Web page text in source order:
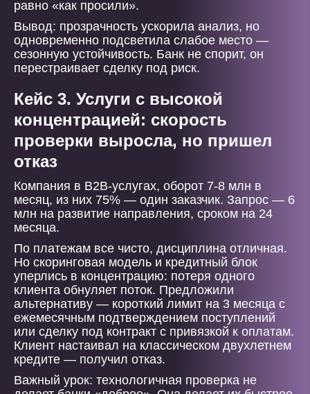
равно «как просили».
Вывод: прозрачность ускорила анализ, но
одновременно подсветила слабое место —
сезонную устойчивость. Банк не спорит, он
перестраивает сделку под риск.
Кейс 3. Услуги с высокой
концентрацией: скорость
проверки выросла, но пришел
отказ
Компания в B2B-услугах, оборот 7-8 млн в
месяц, из них 75% — один заказчик. Запрос — 6
млн на развитие направления, сроком на 24
месяца.
По платежам все чисто, дисциплина отличная.
Но скоринговая модель и кредитный блок
уперлись в концентрацию: потеря одного
клиента обнуляет поток. Предложили
альтернативу — короткий лимит на 3 месяца с
ежемесячным подтверждением поступлений
или сделку под контракт с привязкой к оплатам.
Клиент настаивал на классическом двухлетнем
кредите — получил отказ.
Важный урок: технологичная проверка не